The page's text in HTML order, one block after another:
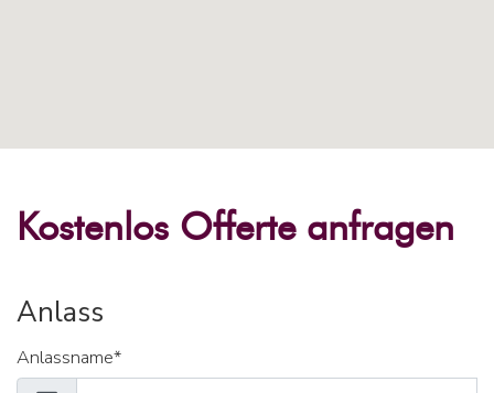
Kostenlos Offerte anfragen
Anlass
Anlassname*